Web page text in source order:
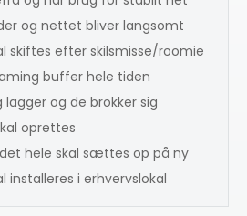
og nettet bliver langsomt
skiftes efter skilsmisse/roomie
buffer hele tiden
og de brokker sig
oprettes
hele skal sættes op på ny
installeres i erhvervslokal